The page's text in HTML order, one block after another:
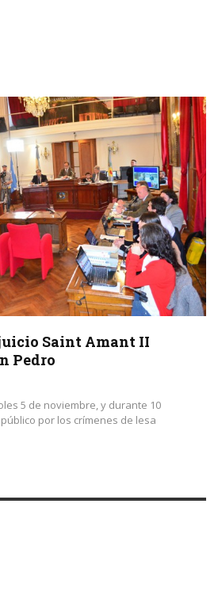
Saint Amant II
Pedro
5 de noviembre, y durante 10
por los crímenes de lesa